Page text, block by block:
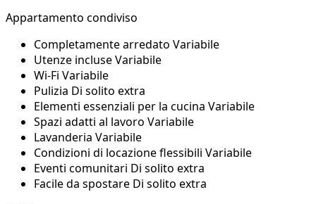
Appartamento condiviso
Completamente arredato Variabile
Utenze incluseVariabile
Wi‑Fi Variabile
Pulizia Di solito extra
Elementi essenziali per la cucina Variabile
Spazi adatti al lavoro Variabile
Lavanderia Variabile
Condizioni di locazione flessibili Variabile
Eventi comunitari Di solito extra
Facile da spostare Di solito extra